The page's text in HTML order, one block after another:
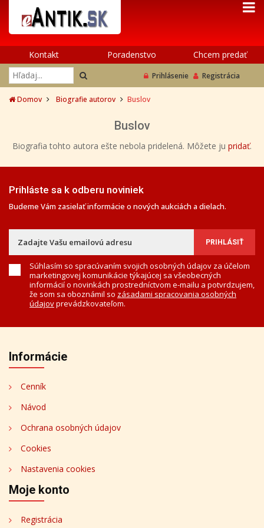
Kontakt Poradenstvo Chcem predať
Prihlásenie Registrácia
Domov Biografie autorov Buslov
Buslov
Biografia tohto autora ešte nebola pridelená. Môžete ju pridať.
Prihláste sa k odberu noviniek
Budeme Vám zasielať informácie o nových aukciách a dielach.
Súhlasím so spracúvaním svojich osobných údajov za účelom
marketingovej komunikácie týkajúcej sa všeobecných
informácií o novinkách prostredníctvom e-mailu a potvrdzujem,
že som sa oboznámil so zásadami spracovania osobných
údajovprevádzkovateľom.
Informácie
Cenník
Návod
Ochrana osobných údajov
Cookies
Nastavenia cookies
Moje konto
Registrácia